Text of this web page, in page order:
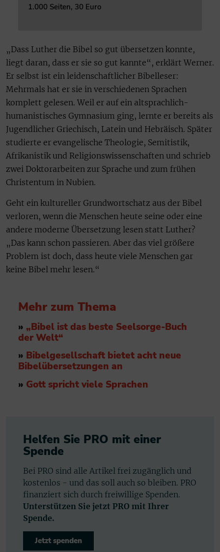
1.000 Seiten, 30 Euro
„Dass Luther die Bibel so gut übersetzen konnte,
liegt daran, dass er sie so gut kannte“, erklärt Werner.
Er selbst ist ein leidenschaftlicher Bibelleser:
Mehrmals hat er sie in verschiedenen Sprachen
komplett gelesen. Weil er auf ein altsprachlich-
humanistisches Gymnasium ging, lernte er bereits als
Jugendlicher Griechisch, Latein und Hebräisch. Später
studierte er evangelische Theologie, Semitistik,
Afrikanistik und Religionswissenschaften und schrieb
zwei Doktorarbeiten zur Sprache und zum frühen
Christentum in Nubien.
Geht ein kultureller Grundwortschatz aus der Bibel
verloren, wenn die Menschen heute seine oder eine
andere moderne Übersetzung lesen statt Luther?
„Das kann schon passieren. Aber das viel größere
Problem ist doch, dass heute viele Menschen gar
keine Bibel mehr lesen.“
Mehr zum Thema
» „Bibel ist das beste Seelsorge-Buch
der Welt“
» Bibelgesellschaft bietet acht neue
Bibelübersetzungen an
» Gott spricht viele Sprachen
Helfen Sie PRO mit einer
Spende
Bei PRO sind alle Artikel frei zugänglich und
kostenlos - und das soll auch so bleiben. PRO
finanziert sich durch freiwillige Spenden.
Unterstützen Sie jetzt PRO mit Ihrer
Spende.
Jetzt spenden